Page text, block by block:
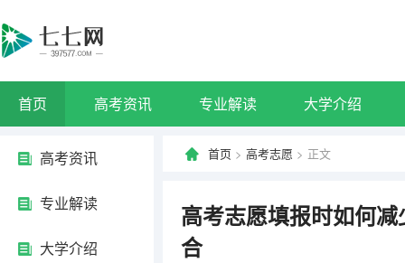
首页 高考资讯 专业解读 大学介绍
高考资讯
专业解读
大学介绍
首页 > 高考志愿 > 正文
高考志愿填报时如何
合